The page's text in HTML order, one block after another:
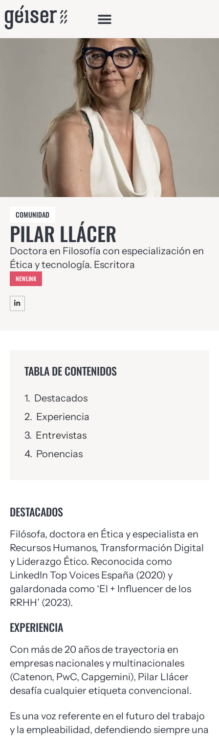
COMUNIDAD
PILAR LLÁCER
Doctora en Filosofía con especialización en
Ética y tecnología. Escritora
NEWLINK
DESTACADOS
Filósofa, doctora en Ética y especialista en
Recursos Humanos, Transformación Digital
y Liderazgo Ético. Reconocida como
LinkedIn Top Voices España (2020) y
galardonada como ‘El + Influencer de los
RRHH’ (2023).
EXPERIENCIA
Con más de 20 años de trayectoria en
empresas nacionales y multinacionales
(Catenon, PwC, Capgemini), Pilar Llácer
desafía cualquier etiqueta convencional.
Es una voz referente en el futuro del trabajo
y la empleabilidad, defendiendo siempre una
TABLA DE CONTENIDOS
Destacados
Experiencia
Entrevistas
Ponencias